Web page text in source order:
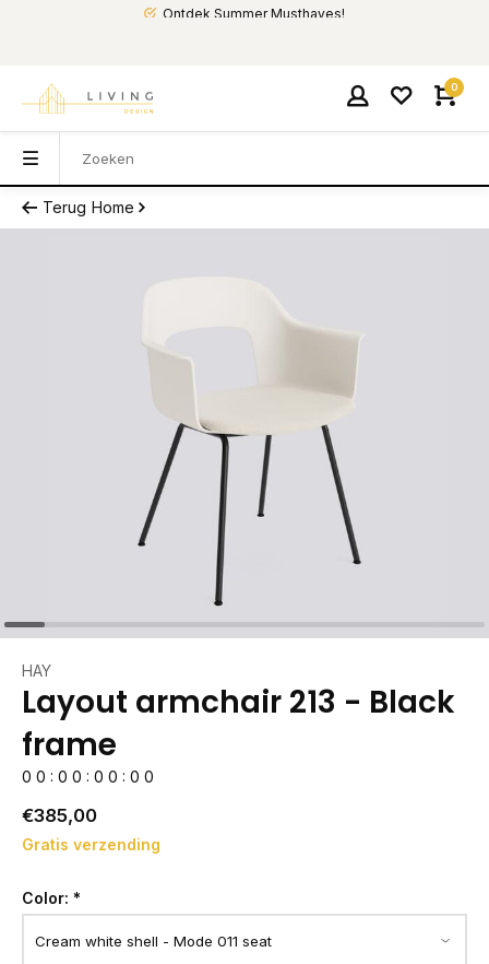
Ontdek Summer Musthaves!
0
Terug Home
HAY
Layout armchair 213 - Black
frame
0 0 : 0 0 : 0 0 : 0 0
€385,00
Gratis verzending
Color: *